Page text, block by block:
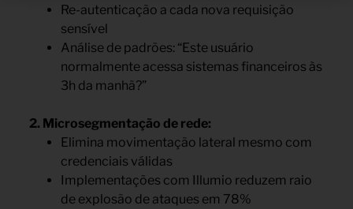
Re-autenticação a cada nova requisição
sensível
Análise de padrões: “Este usuário
normalmente acessa sistemas financeiros às
3h da manhã?”
2. Microsegmentação de rede:
Elimina movimentação lateral mesmo com
credenciais válidas
Implementações com Illumio reduzem raio
de explosão de ataques em 78%